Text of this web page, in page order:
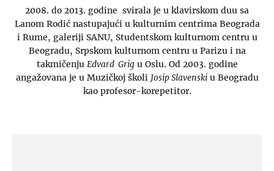
2008. do 2013. godine svirala je u klavirskom duu sa
Lanom Rodić nastupajući u kulturnim centrima Beograda
i Rume, galeriji SANU, Studentskom kulturnom centru u
Beogradu, Srpskom kulturnom centru u Parizu i na
takmičenju Edvard Grigu Oslu. Od 2003. godine
angažovana je u Muzičkoj školi Josip Slavenskiu Beogradu
kao profesor-korepetitor.